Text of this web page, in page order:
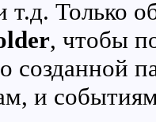
т.д. Только
, чтобы
созданной
и